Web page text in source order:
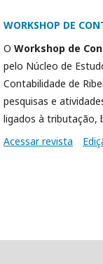
WORKSHOP DE
O Workshop de
pelo Núcleo de
Contabilidade de
pesquisas e
ligados à tributação,
Acessar revista